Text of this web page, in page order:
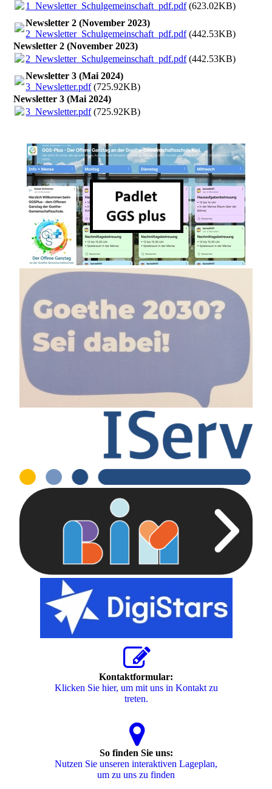
1_Newsletter_Schulgemeinschaft_pdf.pdf(623.02KB)
Newsletter 2 (November 2023)
2_Newsletter_Schulgemeinschaft_pdf.pdf(442.53KB)
Newsletter 2 (November 2023)
2_Newsletter_Schulgemeinschaft_pdf.pdf(442.53KB)
Newsletter 3 (Mai 2024)
3_Newsletter.pdf(725.92KB)
Newsletter 3 (Mai 2024)
3_Newsletter.pdf(725.92KB)
Kontaktformular:
Klicken Sie hier, um mit uns in Kontakt zu
treten.
So finden Sie uns:
Nutzen Sie unseren interaktiven La­ge­plan,
um zu uns zu finden